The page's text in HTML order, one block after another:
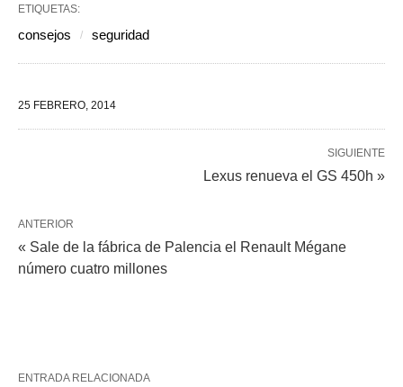
ETIQUETAS:
consejos seguridad
25 FEBRERO, 2014
SIGUIENTE
Lexus renueva el GS 450h »
ANTERIOR
« Sale de la fábrica de Palencia el Renault Mégane
número cuatro millones
ENTRADA RELACIONADA